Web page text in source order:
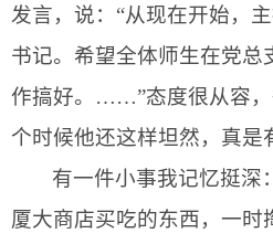
发言，说：“从现在开始，
书记。希望全体师生在党总
作搞好。……”态度很从容
个时候他还这样坦然，真是
有一件小事我记忆挺深
厦大商店买吃的东西，一时